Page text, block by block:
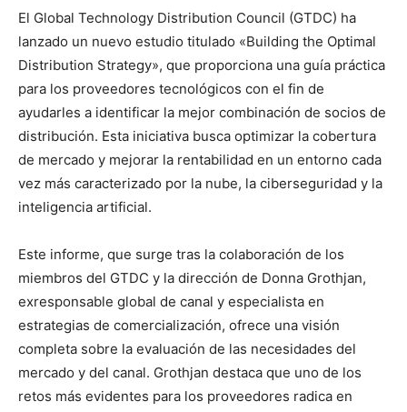
El Global Technology Distribution Council (GTDC) ha
lanzado un nuevo estudio titulado «Building the Optimal
Distribution Strategy», que proporciona una guía práctica
para los proveedores tecnológicos con el fin de
ayudarles a identificar la mejor combinación de socios de
distribución. Esta iniciativa busca optimizar la cobertura
de mercado y mejorar la rentabilidad en un entorno cada
vez más caracterizado por la nube, la ciberseguridad y la
inteligencia artificial.
Este informe, que surge tras la colaboración de los
miembros del GTDC y la dirección de Donna Grothjan,
exresponsable global de canal y especialista en
estrategias de comercialización, ofrece una visión
completa sobre la evaluación de las necesidades del
mercado y del canal. Grothjan destaca que uno de los
retos más evidentes para los proveedores radica en